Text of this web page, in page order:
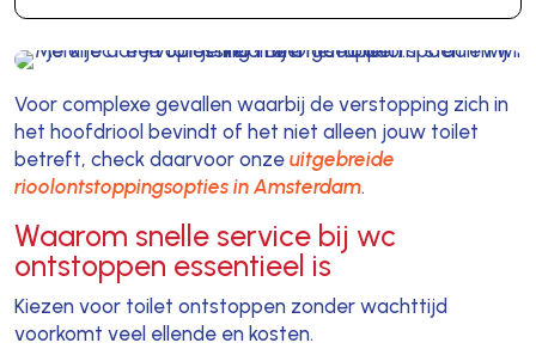
Voor complexe gevallen waarbij de verstopping zich in
het hoofdriool bevindt of het niet alleen jouw toilet
betreft, check daarvoor onze uitgebreide
rioolontstoppingsopties in Amsterdam.
Waarom snelle service bij wc
ontstoppen essentieel is
Kiezen voor toilet ontstoppen zonder wachttijd
voorkomt veel ellende en kosten.